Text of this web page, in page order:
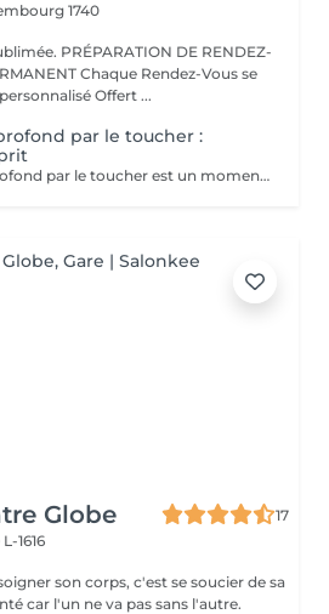
1740
DE RENDEZ-
Rendez-Vous se
Offert ...
par le toucher :
Le soin d'apaisement profond par le toucher est un moment de détente profonde du corps et de l'esprit, basé sur des gestes lents, doux et enveloppants. Il s'adresse à toute personne ressentant : * du stress * de la fatigue * des tensions physiques ou émotionnelles * ou le besoin de se recentrer Ce soin se pratique habillé, par un toucher léger au niveau des mains, des bras, des épaules, des omoplates (si besoin), et du haut du corps. Chaque geste est réalisé avec attention et respect, dans un rythme calme qui invite naturellement au relâchement. Il permet de : * apaiser le système nerveux, * relâcher les tensions, * retrouver une sensation de calme et de sécurité, * se reconnecter à son corps. Ce soin est entièrement adapté à votre état du moment et à votre sensibilité. Ce soin de bien-être est non médical.
Globe
17
1616
son corps, c'est se soucier de sa
car l'un ne va pas sans l'autre.